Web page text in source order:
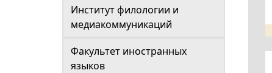
Институт филологии и
медиакоммуникаций
Факультет иностранных
языков